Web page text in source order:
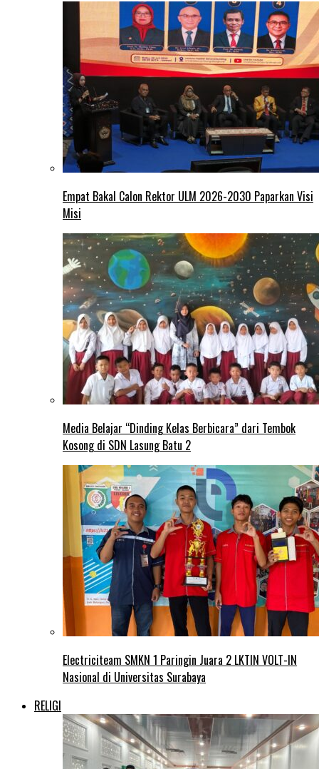
Empat Bakal Calon Rektor ULM 2026-2030 Paparkan Visi
Misi
Media Belajar “Dinding Kelas Berbicara” dari Tembok
Kosong di SDN Lasung Batu 2
Electriciteam SMKN 1 Paringin Juara 2 LKTIN VOLT-IN
Nasional di Universitas Surabaya
RELIGI